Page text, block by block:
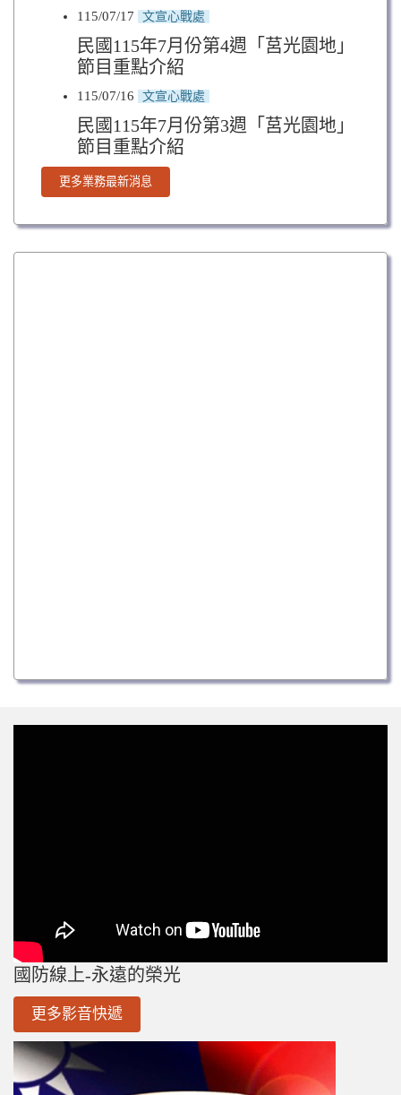
115/07/17 文宣心戰處
民國115年7月份第4週「莒光園地」
節目重點介紹
115/07/16 文宣心戰處
民國115年7月份第3週「莒光園地」
節目重點介紹
更多業務最新消息
國防線上-永遠的榮光
更多影音快遞